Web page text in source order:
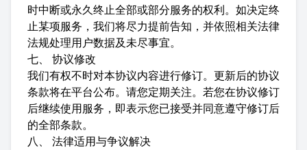
时中断或永久终止全部或部分服务的权利。如决定终
止某项服务，我们将尽力提前告知，并依照相关法律
法规处理用户数据及未尽事宜。
七、 协议修改
我们有权不时对本协议内容进行修订。更新后的协议
条款将在平台公布。请您定期关注。若您在协议修订
后继续使用服务，即表示您已接受并同意遵守修订后
的全部条款。
八、 法律适用与争议解决